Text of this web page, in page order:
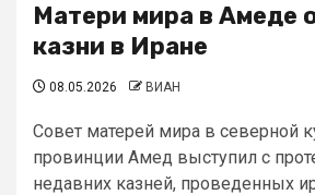
Матери мира в Амеде
казни в Иране
08.05.2026 ВИАН
Совет матерей мира в северной
провинции Амед выступил с
недавних казней, проведенных